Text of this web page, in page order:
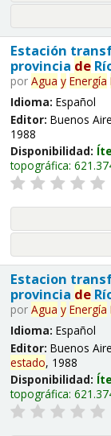
Estación
provincia de
por Agua y Energía
Idioma: Español
Editor: Buenos
1988
Disponibilidad:
topográfica:
Estacion
provincia de
por Agua y Energía
Idioma: Español
Editor: Buenos
estado, 1988
Disponibilidad:
topográfica: